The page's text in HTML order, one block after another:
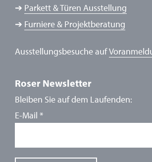
➔ Parkett & Türen Ausstellung
➔ Furniere & Projektberatung
Ausstellungsbesuche auf
Roser Newsletter
Bleiben Sie auf dem Laufenden:
E-Mail *